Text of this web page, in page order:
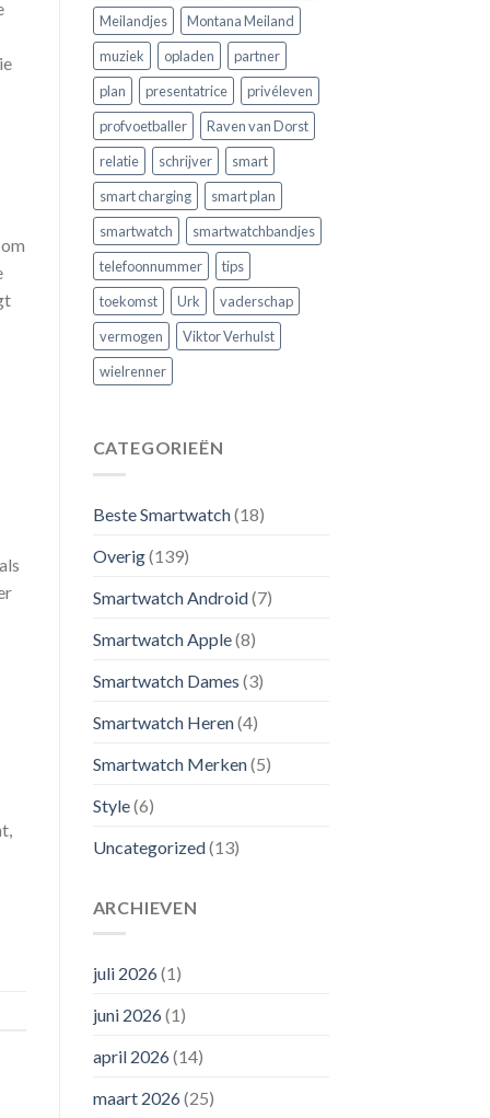
Meilandjes
Montana Meiland
muziek
opladen
partner
plan
presentatrice
privéleven
profvoetballer
Raven van Dorst
relatie
schrijver
smart
smart charging
smart plan
smartwatch
smartwatchbandjes
telefoonnummer
tips
toekomst
Urk
vaderschap
vermogen
Viktor Verhulst
wielrenner
CATEGORIEËN
Beste Smartwatch(18)
Overig(139)
Smartwatch Android(7)
Smartwatch Apple(8)
Smartwatch Dames (3)
Smartwatch Heren(4)
Smartwatch Merken(5)
Style(6)
Uncategorized(13)
ARCHIEVEN
juli 2026(1)
juni 2026(1)
april 2026(14)
maart 2026(25)